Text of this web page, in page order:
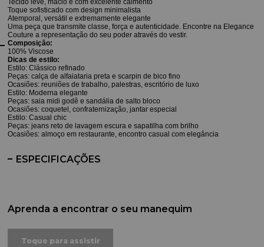
Tecido leve, macio e com excelente caimento
Toque sofisticado com design minimalista
Atemporal, versátil e extremamente elegante
Uma peça que transmite classe, força e autenticidade. Encontre na Elegance
Couture a representação do seu poder através do vestir.
Composição:
100% Viscose
Dicas de estilo:
Estilo: Clássico refinado
Peças: calça de alfaiataria preta e scarpin de bico fino
Ocasiões: reuniões de trabalho, palestras, escritório de luxo
Estilo: Moderna elegante
Peças: saia midi godê e sandália de salto bloco
Ocasiões: coquetel, confraternização, jantar especial
Estilo: Casual chic
Peças: jeans reto de lavagem escura e sapatilha com brilho
Ocasiões: almoço em restaurante, encontro casual com elegância
ESPECIFICAÇÕES
Aprenda a encontrar o seu manequim